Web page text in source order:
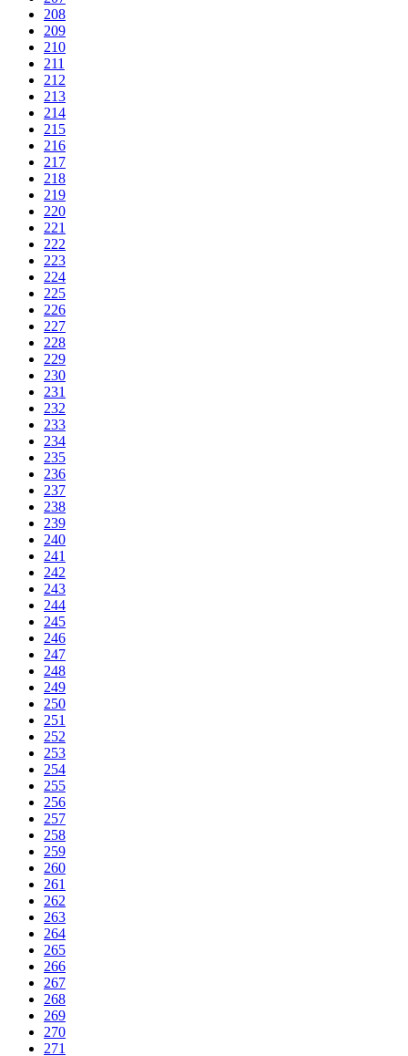
208
209
210
211
212
213
214
215
216
217
218
219
220
221
222
223
224
225
226
227
228
229
230
231
232
233
234
235
236
237
238
239
240
241
242
243
244
245
246
247
248
249
250
251
252
253
254
255
256
257
258
259
260
261
262
263
264
265
266
267
268
269
270
271